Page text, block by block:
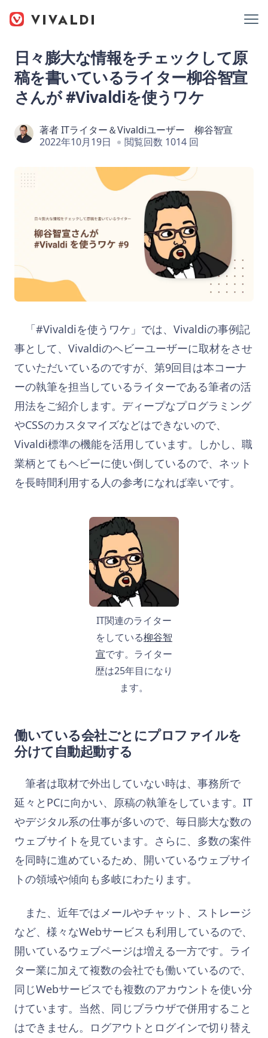
日々膨大な情報をチェックして原
稿を書いているライター柳谷智宣
さんが #Vivaldiを使うワケ
著者ITライター＆Vivaldiユーザー 柳谷智宣
2022年10月19日
閲覧回数 1014 回
「#Vivaldiを使うワケ」では、Vivaldiの事例記
事として、Vivaldiのヘビーユーザーに取材をさせ
ていただいているのですが、第9回目は本コーナ
ーの執筆を担当しているライターである筆者の活
用法をご紹介します。ディープなプログラミング
やCSSのカスタマイズなどはできないので、
Vivaldi標準の機能を活用しています。しかし、職
業柄とてもヘビーに使い倒しているので、ネット
を長時間利用する人の参考になれば幸いです。
IT関連のライター
をしている柳谷智
宣です。ライター
歴は25年目になり
ます。
働いている会社ごとにプロファイルを
分けて自動起動する
筆者は取材で外出していない時は、事務所で
延々とPCに向かい、原稿の執筆をしています。IT
やデジタル系の仕事が多いので、毎日膨大な数の
ウェブサイトを見ています。さらに、多数の案件
を同時に進めているため、開いているウェブサイ
トの領域や傾向も多岐にわたります。
また、近年ではメールやチャット、ストレージ
など、様々なWebサービスも利用しているので、
開いているウェブページは増える一方です。ライ
ター業に加えて複数の会社でも働いているので、
同じWebサービスでも複数のアカウントを使い分
けています。当然、同じブラウザで併用すること
はできません。ログアウトとログインで切り替え